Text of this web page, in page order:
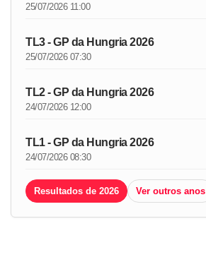
25/07/2026 11:00
TL3 - GP da Hungria 2026
25/07/2026 07:30
TL2 - GP da Hungria 2026
24/07/2026 12:00
TL1 - GP da Hungria 2026
24/07/2026 08:30
Resultados de 2026 Ver outros anos